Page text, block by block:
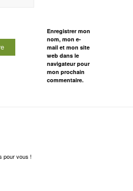
Enregistrer mon
nom, mon e-
mail et mon site
web dans le
navigateur pour
mon prochain
commentaire.
pour vous !